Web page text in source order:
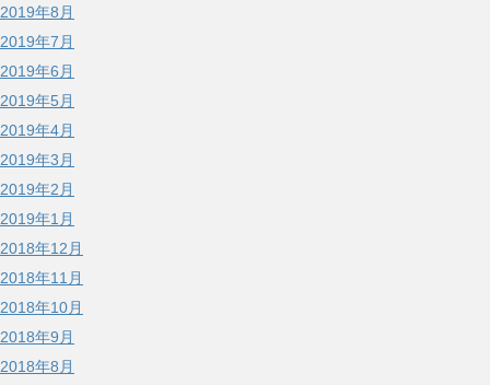
2019年8月
2019年7月
2019年6月
2019年5月
2019年4月
2019年3月
2019年2月
2019年1月
2018年12月
2018年11月
2018年10月
2018年9月
2018年8月